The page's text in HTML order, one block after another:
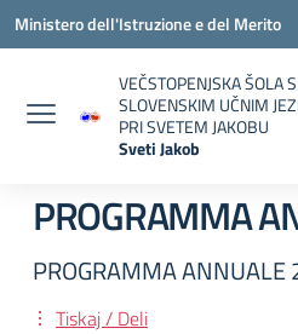
Vai ai contenuti
Vai al menu di navigazione
Vai al footer
Ministero dell'Istruzione e del Merito
VEČSTOPENJSKA ŠOLA S
SLOVENSKIM UČNIM
PRI SVETEM JAKOBU
Sveti Jakob
PROGRAMMA
PROGRAMMA ANNUALE
Tiskaj / Deli